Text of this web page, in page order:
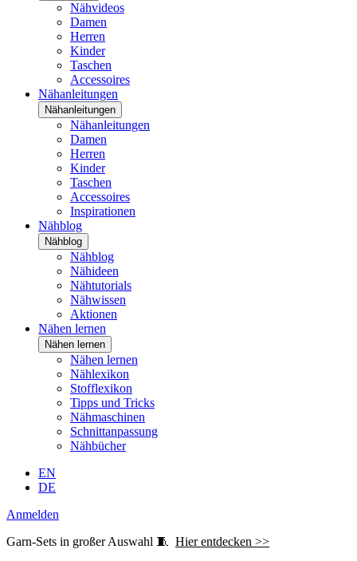
Nähvideos
Damen
Herren
Kinder
Taschen
Accessoires
Nähanleitungen
Nähanleitungen
Nähanleitungen
Damen
Herren
Kinder
Taschen
Accessoires
Inspirationen
Nähblog
Nähblog
Nähblog
Nähideen
Nähtutorials
Nähwissen
Aktionen
Nähen lernen
Nähen lernen
Nähen lernen
Nählexikon
Stofflexikon
Tipps und Tricks
Nähmaschinen
Schnittanpassung
Nähbücher
EN
DE
Anmelden
Garn-Sets in großer Auswahl 🧵 Hier entdecken >>